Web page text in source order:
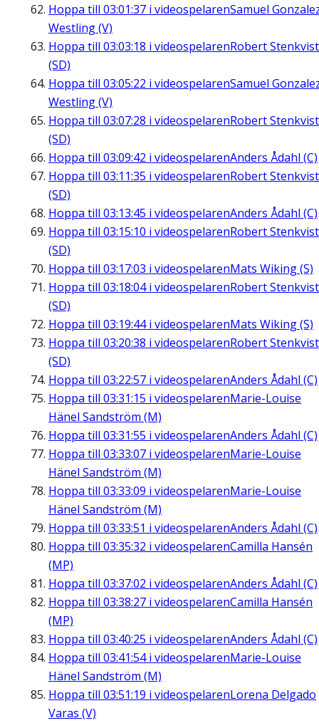
Hoppa till 03:01:37 i videospelarenSamuel
Westling (V)
Hoppa till 03:03:18 i videospelarenRobert Stenkvist
(SD)
Hoppa till 03:05:22 i videospelarenSamuel
Westling (V)
Hoppa till 03:07:28 i videospelarenRobert Stenkvist
(SD)
Hoppa till 03:09:42 i videospelarenAnders Ådahl (C)
Hoppa till 03:11:35 i videospelarenRobert Stenkvist
(SD)
Hoppa till 03:13:45 i videospelarenAnders Ådahl (C)
Hoppa till 03:15:10 i videospelarenRobert Stenkvist
(SD)
Hoppa till 03:17:03 i videospelarenMats Wiking (S)
Hoppa till 03:18:04i videospelarenRobert Stenkvist
(SD)
Hoppa till 03:19:44i videospelarenMats Wiking (S)
Hoppa till 03:20:38 i videospelarenRobert Stenkvist
(SD)
Hoppa till 03:22:57 i videospelarenAnders Ådahl (C)
Hoppa till 03:31:15 i videospelarenMarie-Louise
Hänel Sandström (M)
Hoppa till 03:31:55 i videospelarenAnders Ådahl (C)
Hoppa till 03:33:07 i videospelarenMarie-Louise
Hänel Sandström (M)
Hoppa till 03:33:09 i videospelarenMarie-Louise
Hänel Sandström (M)
Hoppa till 03:33:51 i videospelarenAnders Ådahl (C)
Hoppa till 03:35:32 i videospelarenCamilla Hansén
(MP)
Hoppa till 03:37:02 i videospelarenAnders Ådahl (C)
Hoppa till 03:38:27 i videospelarenCamilla Hansén
(MP)
Hoppa till 03:40:25 i videospelarenAnders Ådahl (C)
Hoppa till 03:41:54i videospelarenMarie-Louise
Hänel Sandström (M)
Hoppa till 03:51:19 i videospelarenLorena Delgado
Varas (V)